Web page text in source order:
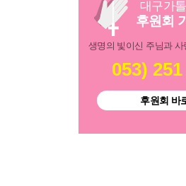
대구가
후원회
생명의 빛이신 주님과
053)
후원회 바